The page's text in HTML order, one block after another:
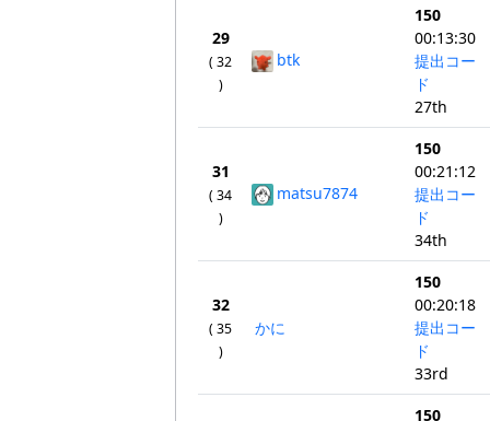
29
( 32
)
btk
150
00:13:30
提出コー
ド
27th
31
( 34
)
matsu7874
150
00:21:12
提出コー
ド
34th
32
( 35
)
かに
150
00:20:18
提出コー
ド
33rd
150